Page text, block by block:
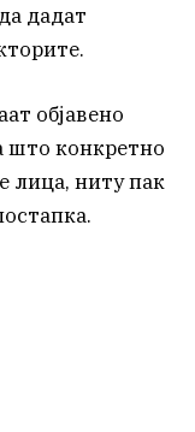
дадат
објавено
што конкретно
лица, ниту пак